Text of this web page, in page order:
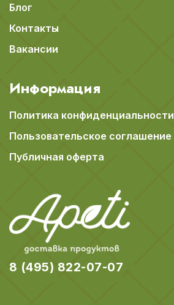
Блог
Контакты
Вакансии
Информация
Политика конфиденциальности
Пользовательское соглашение
Публичная оферта
8 (495) 822-07-07